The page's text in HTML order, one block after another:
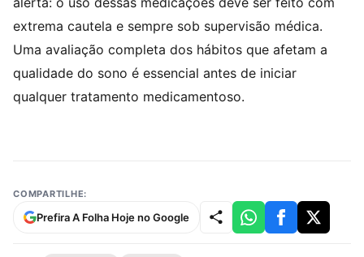
extrema cautela e sempre sob supervisão médica.
Uma avaliação completa dos hábitos que afetam a
qualidade do sono é essencial antes de iniciar
qualquer tratamento medicamentoso.
COMPARTILHE:
Prefira A Folha Hoje no Google